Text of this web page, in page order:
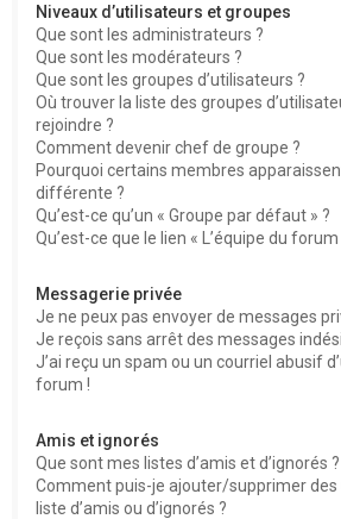
Niveaux d’utilisateurs et groupes
Que sont les administrateurs ?
Que sont les modérateurs ?
Que sont les groupes d’utilisateurs ?
Où trouver la liste des groupes
rejoindre ?
Comment devenir chef de groupe ?
Pourquoi certains membres
différente ?
Qu’est-ce qu’un « Groupe par défaut » ?
Qu’est-ce que le lien « L’équipe du forum
Messagerie privée
Je ne peux pas envoyer de messages
Je reçois sans arrêt des messages
J’ai reçu un spam ou un courriel abusif
forum !
Amis et ignorés
Que sont mes listes d’amis et d’ignorés ?
Comment puis-je ajouter/supprimer
liste d’amis ou d’ignorés ?